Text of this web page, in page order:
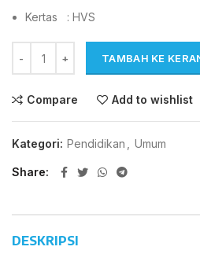
Kertas : HVS
TAMBAH KE
Compare Add to wishlist
Kategori: Pendidikan Umum
Share
DESKRIPSI